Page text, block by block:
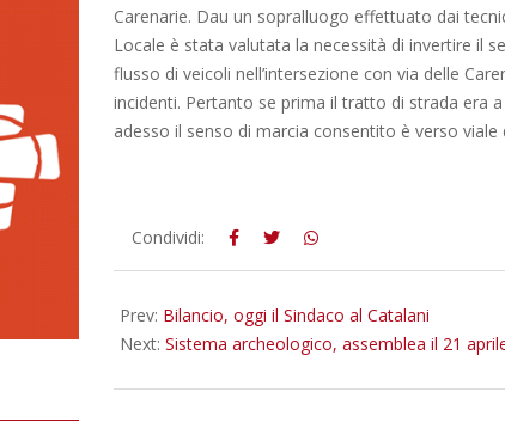
Carenarie. Dau un sopralluogo effettuato dai
Locale è stata valutata la necessità di invertire il
flusso di veicoli nell’intersezione con via delle
incidenti. Pertanto se prima il tratto di strada era
adesso il senso di marcia consentito è verso viale
2016-
04-
Condividi:
Prev: Bilancio, oggi il Sindaco al Catalani
Next: Sistema archeologico, assemblea il 21